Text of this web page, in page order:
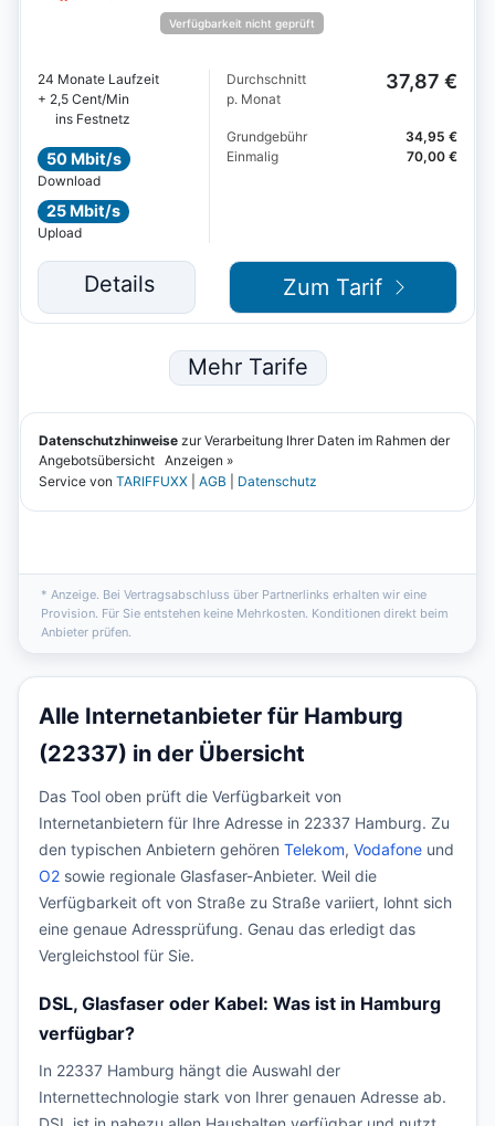
* Anzeige. Bei Vertragsabschluss über Partnerlinks erhalten wir eine
Provision. Für Sie entstehen keine Mehrkosten. Konditionen direkt beim
Anbieter prüfen.
Alle Internetanbieter für Hamburg
(22337) in der Übersicht
Das Tool oben prüft die Verfügbarkeit von
Internetanbietern für Ihre Adresse in 22337 Hamburg. Zu
den typischen Anbietern gehören Telekom, Vodafone und
O2 sowie regionale Glasfaser-Anbieter. Weil die
Verfügbarkeit oft von Straße zu Straße variiert, lohnt sich
eine genaue Adressprüfung. Genau das erledigt das
Vergleichstool für Sie.
DSL, Glasfaser oder Kabel: Was ist in Hamburg
verfügbar?
In 22337 Hamburg hängt die Auswahl der
Internettechnologie stark von Ihrer genauen Adresse ab.